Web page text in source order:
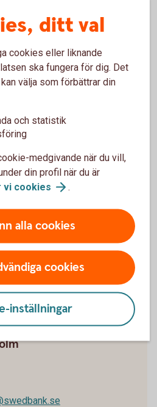
ditt val
cookies eller liknande
ska fungera för dig. Det
välja som förbättrar din
och statistik
medgivande när du vill,
din profil när du är
vi cookies .
alla cookies
cookies
inställningar